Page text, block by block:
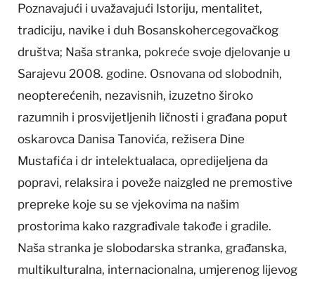
Poznavajući i uvažavajući Istoriju, mentalitet,
tradiciju, navike i duh Bosanskohercegovačkog
društva; Naša stranka, pokreće svoje djelovanje u
Sarajevu 2008. godine. Osnovana od slobodnih,
neopterećenih, nezavisnih, izuzetno široko
razumnih i prosvijetljenih ličnosti i građana poput
oskarovca Danisa Tanovića, režisera Dine
Mustafića i dr intelektualaca, opredijeljena da
popravi, relaksira i poveže naizgled ne premostive
prepreke koje su se vjekovima na našim
prostorima kako razgrađivale takođe i gradile.
Naša stranka je slobodarska stranka, građanska,
multikulturalna, internacionalna, umjerenog lijevog